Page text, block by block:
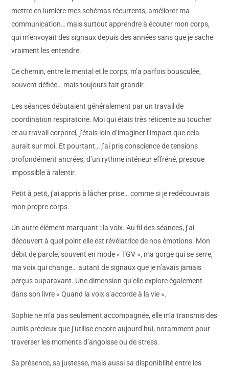
mettre en lumière mes schémas récurrents, améliorer ma
communication… mais surtout apprendre à écouter mon corps,
qui m’envoyait des signaux depuis des années sans que je sache
vraiment les entendre.
Ce chemin, entre le mental et le corps, m’a parfois bousculée,
souvent défiée… mais toujours fait grandir.
Les séances débutaient généralement par un travail de
coordination respiratoire. Moi qui étais très réticente au toucher
et au travail corporel, j’étais loin d’imaginer l’impact que cela
aurait sur moi. Et pourtant… j’ai pris conscience de tensions
profondément ancrées, d’un rythme intérieur effréné, presque
impossible à ralentir.
Petit à petit, j’ai appris à lâcher prise… comme si je redécouvrais
mon propre corps.
Un autre élément marquant : la voix. Au fil des séances, j’ai
découvert à quel point elle est révélatrice de nos émotions. Mon
débit de parole, souvent en mode « TGV », ma gorge qui se serre,
ma voix qui change… autant de signaux que je n’avais jamais
perçus auparavant. Une dimension qu’elle explore également
dans son livre « Quand la voix s’accorde à la vie ».
Sophie ne m’a pas seulement accompagnée, elle m’a transmis des
outils précieux que j’utilise encore aujourd’hui, notamment pour
traverser les moments d’angoisse ou de stress.
Sa présence, sa justesse, mais aussi sa disponibilité entre les